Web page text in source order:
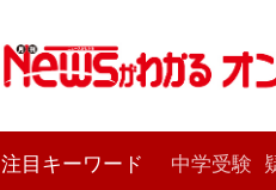
注目キーワード 中学受験